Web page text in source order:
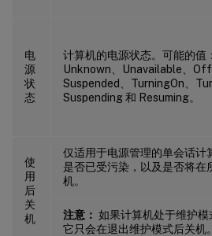
电
源
状
态
计算机的电源状态。可能的值
Unknown、Unavailable、Off
Suspended、TurningOn、
Suspending 和 Resuming。
使
用
后
关
机
仅适用于电源管理的单会话计
是否已受污染，以及是否将在
机。
注意： 如果计算机处于维护模
它只会在退出维护模式后关机。